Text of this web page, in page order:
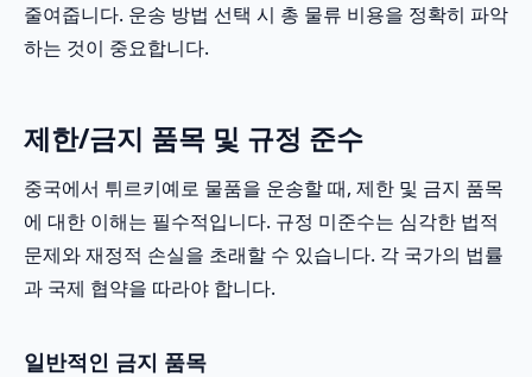
줄여줍니다. 운송 방법 선택 시 총 물류 비용을 정확히 파악
하는 것이 중요합니다.
제한/금지 품목 및 규정 준수
중국에서 튀르키예로 물품을 운송할 때, 제한 및 금지 품목
에 대한 이해는 필수적입니다. 규정 미준수는 심각한 법적
문제와 재정적 손실을 초래할 수 있습니다. 각 국가의 법률
과 국제 협약을 따라야 합니다.
일반적인 금지 품목